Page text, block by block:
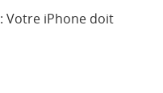
: Votre iPhone doit